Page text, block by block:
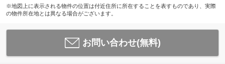
※地図上に表示される物件の位置は付近住所に所在することを表すものであり、実際
の物件所在地とは異なる場合がございます。
お問い合わせ(無料)